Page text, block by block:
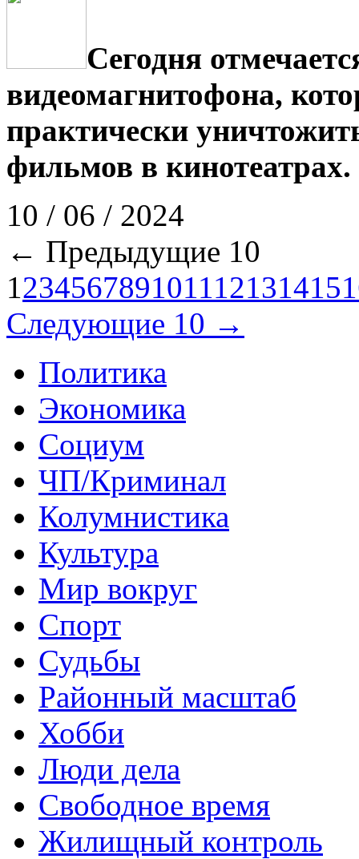
Сегодня
видеомагнитофона,
практически
фильмов в кинотеатрах.
10 / 06 / 2024
← Предыдущие 10
123456789101112131415
Следующие 10 →
Политика
Экономика
Социум
ЧП/Криминал
Колумнистика
Культура
Мир вокруг
Спорт
Судьбы
Районный масштаб
Хобби
Люди дела
Свободное время
Жилищный контроль